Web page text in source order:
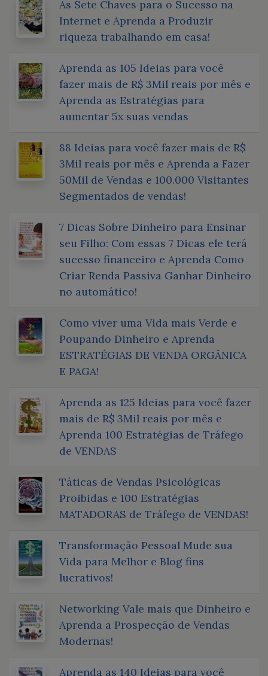
As Sete Chaves para o Sucesso na
Internet e Aprenda a Produzir
riqueza trabalhando em casa!
Aprenda as 105 Ideias para você
fazer mais de R$ 3Mil reais por mês e
Aprenda as Estratégias para
aumentar 5x suas vendas
88 Ideias para você fazer mais de R$
3Mil reais por mês e Aprenda a Fazer
50Mil de Vendas e 100.000 Visitantes
Segmentados de vendas!
7 Dicas Sobre Dinheiro para Ensinar
seu Filho: Com essas 7 Dicas ele terá
sucesso financeiro e Aprenda Como
Criar Renda Passiva Ganhar Dinheiro
no automático!
Como viver uma Vida mais Verde e
Poupando Dinheiro e Aprenda
ESTRATÉGIAS DE VENDA ORGÂNICA
E PAGA!
Aprenda as 125 Ideias para você fazer
mais de R$ 3Mil reais por mês e
Aprenda 100 Estratégias de Tráfego
de VENDAS
Táticas de Vendas Psicológicas
Proibidas e 100 Estratégias
MATADORAS de Tráfego de VENDAS!
Transformação Pessoal Mude sua
Vida para Melhor e Blog fins
lucrativos!
Networking Vale mais que Dinheiro e
Aprenda a Prospecção de Vendas
Modernas!
Aprenda as 140 Ideias para você